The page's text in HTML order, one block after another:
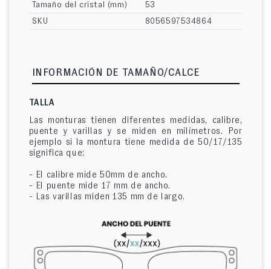
Tamaño del cristal (mm)
53
SKU
8056597534864
INFORMACIÓN DE TAMAÑO/CALCE
TALLA
Las monturas tienen diferentes medidas, calibre,
puente y varillas y se miden en milímetros. Por
ejemplo si la montura tiene medida de 50/17/135
significa que:
- El calibre mide 50mm de ancho.
- El puente mide 17 mm de ancho.
- Las varillas miden 135 mm de largo.